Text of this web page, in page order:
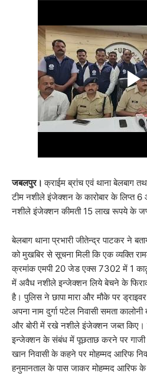
जबलपुर।क्राईम ब्रांच एवं थाना बेलबाग
टीम नशीले इंजेक्शन के कारोबार के लिप्त 6
नशीले इंजेक्शन कीमती 15 लाख रूपये के
बेलबाग थाना प्रभारी जीतेन्द्र पाटकर ने
को मुखबिर से सूचना मिली कि एक व्यक्ति
क्रमांक एमपी 20 जेड एक्स 7302 में 1
में अवैध नशीले इन्जेक्शन लिये बेचने के
है। पुलिस ने छापा मारा और मौके पर
अपना नाम दुर्गा पटेल निवासी समता
और बोरी में रखे नशीले इंजेक्शन जब्त किए।
इन्जेक्शन के संबंध में पूछताछ करने पर गाजी
खान निवासी के कहने पर मोहम्मद आरिफ
हनुमानताल के पास जाकर मोहम्मद